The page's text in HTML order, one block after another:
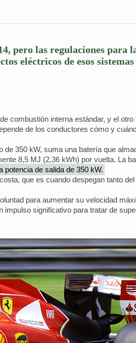
pero las regulaciones para
eléctricos de esos sistemas
combustión interna estándar, y el
de los conductores cómo y
350 kW, suma una batería que
8,5 MJ (2,36 kWh) por vuelta. La
potencia de salida de 350 kW.
que es cuando despegan tanto
para aumentar su velocidad
significativo para tratar de